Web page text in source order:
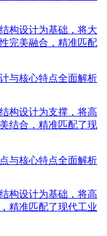
构设计为基础，将大
完美融合，精准匹配
与核心特点全面解析
构设计为支撑，将高
结合，精准匹配了现
与核心特点全面解析
构设计为基础，将高
精准匹配了现代工业